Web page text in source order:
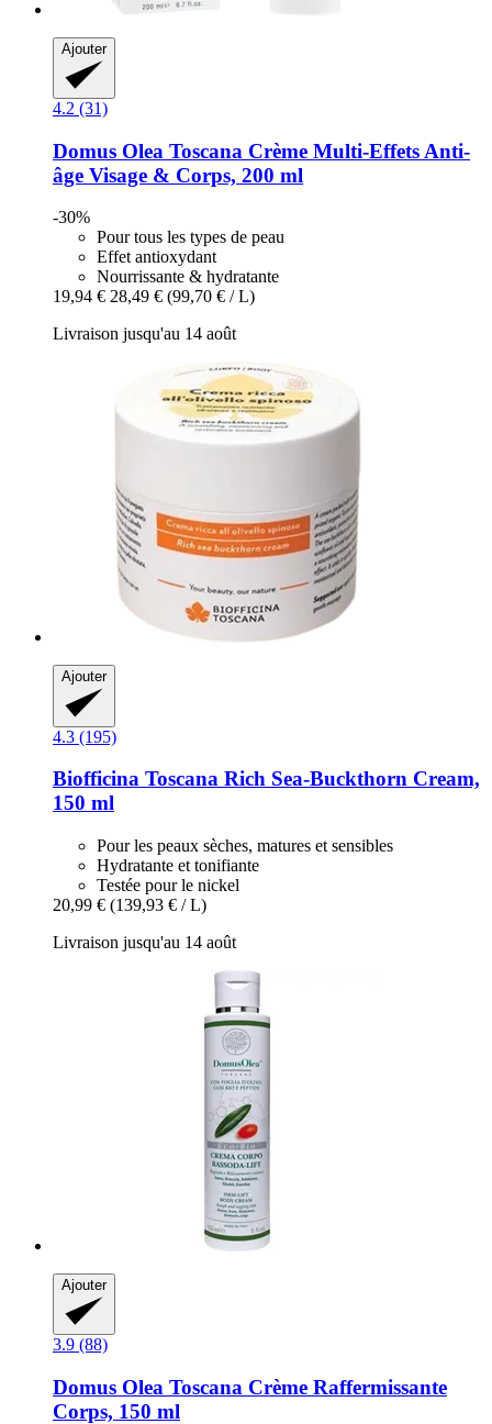
Ajouter
4.2 (31)
Domus Olea Toscana Crème Multi-​Effets Anti-​
âge Visage & Corps, 200 ml
-30%
Pour tous les types de peau
Effet antioxydant
Nourrissante & hydratante
19,94 € 28,49 € (99,70 € / L)
Livraison jusqu'au 14 août
Ajouter
4.3 (195)
Biofficina Toscana Rich Sea-​Buckthorn Cream,
150 ml
Pour les peaux sèches, matures et sensibles
Hydratante et tonifiante
Testée pour le nickel
20,99 € (139,93 € / L)
Livraison jusqu'au 14 août
Ajouter
3.9 (88)
Domus Olea Toscana Crème Raffermissante
Corps, 150 ml